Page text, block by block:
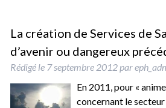
La création de Services de
d’avenir ou dangereux
Rédigé le 7 septembre 2012 par
En 2011, pour «
concernant le